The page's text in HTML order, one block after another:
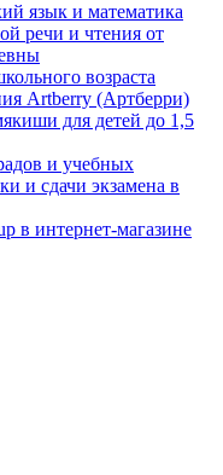
язык и математика
речи и чтения от
возраста
Artberry (Артберри)
для детей до 1,5
и учебных
и сдачи экзамена в
в интернет-магазине